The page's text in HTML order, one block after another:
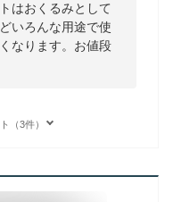
はおくるみとして
いろんな用途で使
なります。お値段
（3件）